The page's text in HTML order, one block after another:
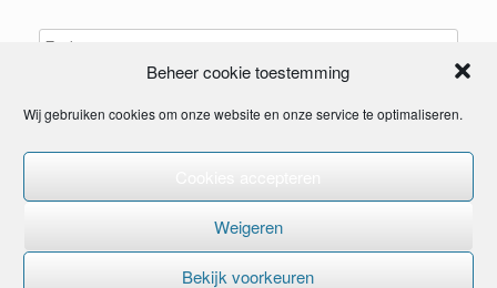
Beheer cookie toestemming
Wij gebruiken cookies om onze website en onze service te optimaliseren.
Weigeren
Bekijk voorkeuren